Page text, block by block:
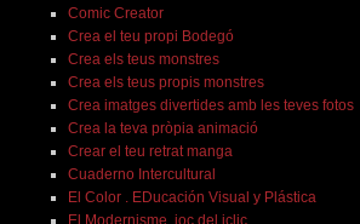
Comic Creator
Crea el teu propi Bodegó
Crea els teus monstres
Crea els teus propis monstres
Crea imatges divertides amb les teves fotos
Crea la teva pròpia animació
Crear el teu retrat manga
Cuaderno Intercultural
El Color . EDucación Visual y Plástica
El Modernisme, joc del jclic